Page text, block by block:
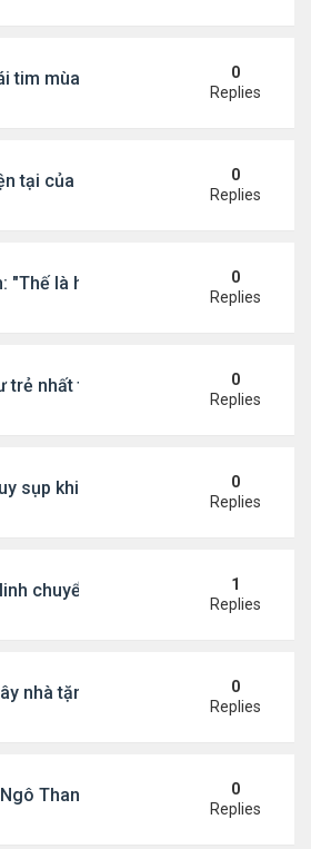
tim mùa thu' sau 26 năm
0
Replies
tại của Quang Lê
0
Replies
"Thế là hết"
0
Replies
trẻ nhất thế giới ở tuổi 18
0
Replies
sụp khi biết tin Nicole Kidman có
0
Replies
chuyển về tổ ấm
1
Replies
nhà tặng cha mẹ
0
Replies
Thanh Vân dễ thương trong tiệc
0
Replies